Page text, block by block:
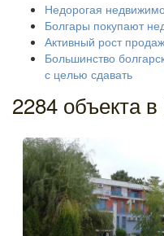
Недорогая
Болгары покупают
Активный рост
Большинство
с целью сдавать
2284 объекта